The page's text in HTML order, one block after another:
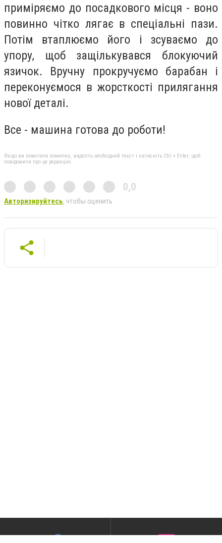
приміряємо до посадкового місця - воно
повинно чітко лягає в спеціальні пази.
Потім втаплюємо його і зсуваємо до
упору, щоб защількувався блокуючий
язичок. Вручну прокручуємо барабан і
переконуємося в жорсткості прилягання
нової деталі.
Все - машина готова до роботи!
Якщо ви помітили помилку, виділіть необхідний текст і натисніть Ctrl + Enter, щоб
повідомити про це редакцію
0,0
Авторизируйтесь, чтобы оценить